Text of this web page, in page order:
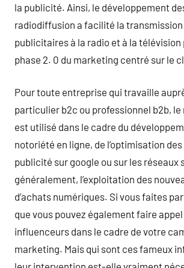
la publicité. Ainsi, le développement
radiodiffusion a facilité la
publicitaires à la radio et à la télévision
phase 2. 0 du marketing centré sur le
Pour toute entreprise qui travaille
particulier b2c ou professionnel b2b,
est utilisé dans le cadre du
notoriété en ligne, de l’optimisation
publicité sur google ou sur les réseaux
généralement, l’exploitation des
d’achats numériques. Si vous faites
que vous pouvez également faire appel
influenceurs dans le cadre de votre
marketing. Mais qui sont ces fameux